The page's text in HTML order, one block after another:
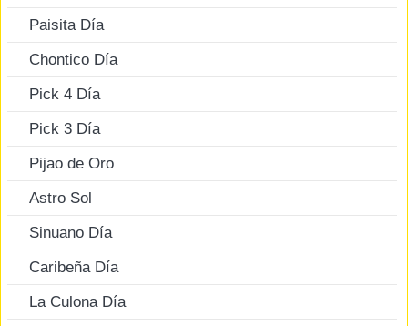
Paisita Día
Chontico Día
Pick 4 Día
Pick 3 Día
Pijao de Oro
Astro Sol
Sinuano Día
Caribeña Día
La Culona Día